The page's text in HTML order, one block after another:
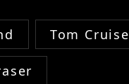
Tom Cruise